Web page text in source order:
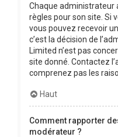
Chaque administrateur
règles pour son site. Si
vous pouvez recevoir
c’est la décision de
Limited n’est pas
site donné. Contactez
comprenez pas les
Haut
Comment rapporter
modérateur ?